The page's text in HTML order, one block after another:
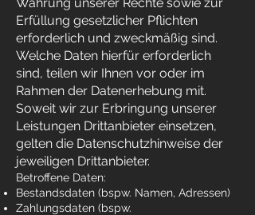
Erfüllung gesetzlicher Pflichten
erforderlich und zweckmäßig sind.
Welche Daten hierfür erforderlich
sind, teilen wir Ihnen vor oder im
Rahmen der Datenerhebung mit.
Soweit wir zur Erbringung unserer
Leistungen Drittanbieter einsetzen,
gelten die Datenschutzhinweise der
jeweiligen Drittanbieter.
Betroffene Daten:
Bestandsdaten (bspw. Namen, Adressen)
Zahlungsdaten (bspw.